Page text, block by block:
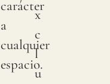
carácter
a
cualquier
espacio.
x
c
l
u